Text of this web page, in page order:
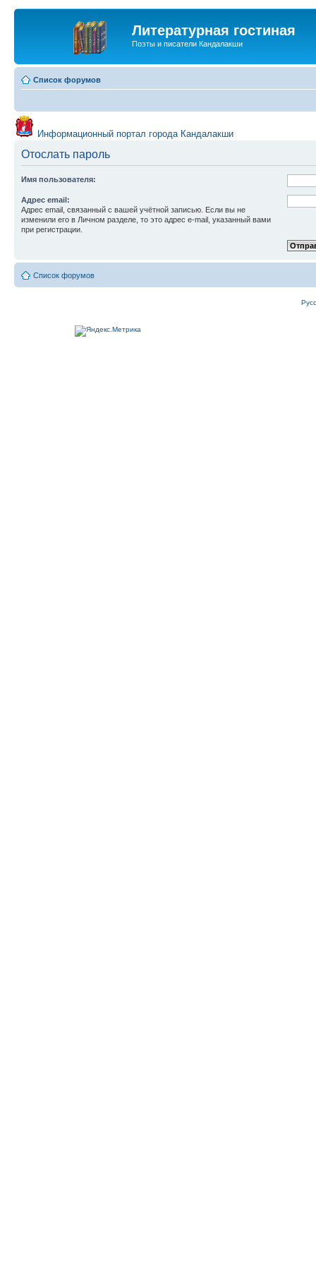
Литературная гостиная
Поэты и писатели Кандалакши
Список форумов
Информационный портал города Кандалакши
Отослать пароль
Имя пользователя:
Адрес email:
Адрес email, связанный с вашей учётной записью. Если вы не
изменили его в Личном разделе, то это адрес e-mail, указанный вами
при регистрации.
Список форумов